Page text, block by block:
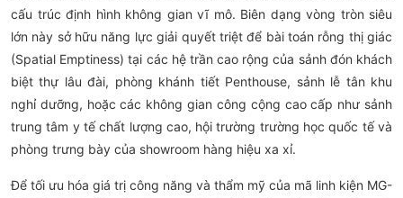
cấu trúc định hình không gian vĩ mô. Biên dạng vòng tròn siêu
lớn này sở hữu năng lực giải quyết triệt để bài toán rỗng thị giác
(Spatial Emptiness) tại các hệ trần cao rộng của sảnh đón khách
biệt thự lâu đài, phòng khánh tiết Penthouse, sảnh lễ tân khu
nghỉ dưỡng, hoặc các không gian công cộng cao cấp như sảnh
trung tâm y tế chất lượng cao, hội trường trường học quốc tế và
phòng trưng bày của showroom hàng hiệu xa xỉ.
Để tối ưu hóa giá trị công năng và thẩm mỹ của mã linh kiện MG-